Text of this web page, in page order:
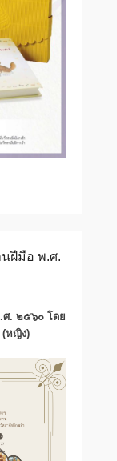
ฝีมือ พ.ศ.
ศ. ๒๕๖๐ โดย
(หญิง)